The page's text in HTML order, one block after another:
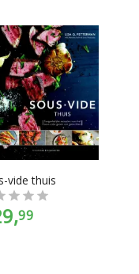
vide thuis
99